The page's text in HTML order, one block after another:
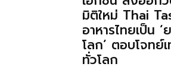
มิติใหม่ Thai
อาหารไทยเป็น
โลก’ ตอบโจทย์
ทั่วโลก